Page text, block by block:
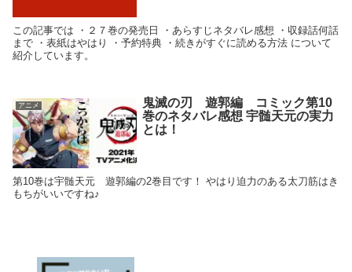
この記事では ・２７巻の発売日 ・あらすじネタバレ感想 ・収録話何話
まで ・表紙はやはり ・予約特典 ・続きがすぐに読める方法 について
紹介しています。
アニメ
鬼滅の刃 遊郭編 コミック第10
巻のネタバレ感想 宇髄天元の実力
とは！
第10巻は宇髄天元 遊郭編の2巻目です！ やはり迫力のある太刀筋はき
もちがいいですね♪